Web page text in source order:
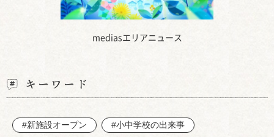
mediasエリアニュース
キーワード
#新施設オープン #小中学校の出来事